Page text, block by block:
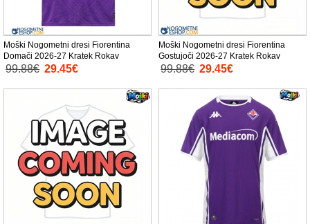
Moški Nogometni dresi Fiorentina
Domači 2026-27 Kratek Rokav
99.88€ 29.45€
Moški Nogometni dresi Fiorentina
Gostujoči 2026-27 Kratek Rokav
99.88€ 29.45€